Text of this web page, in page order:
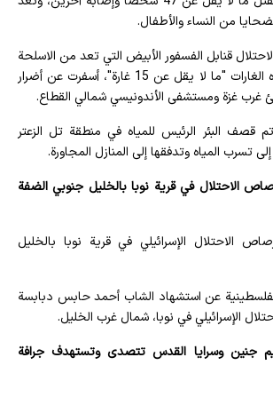
من النساء والأطفال.
قنابل الفسفور الأبيض التي تعد من الاسلحة
المحرمة دوليا في هذه الغارات "ما لا يقل عن 15 غارة"، أسفرت عن أضرار
غرب غزة ومستشفى الأندونيسي شمالي القطاع.
قصف البئر الرئيس للمياه في منطقة تل الزعتر
تسرب المياه وتدفقها إلى المنازل المجاورة.
الاحتلال في قرية نوبا بالخليل جنوبي الضفة
الاحتلال الإسرائيلي في قرية نوبا بالخليل
عن استشهاد الشاب أحمد حابس دبابسة
جنين وسرايا القدس تتصدى وتستهدف جرافة